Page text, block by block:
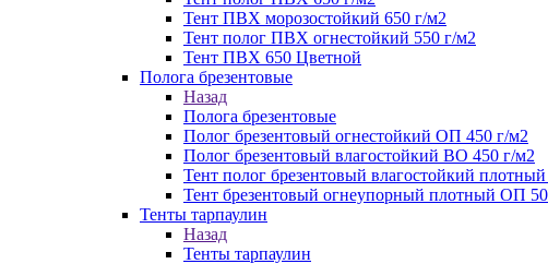
Тент ПВХ морозостойкий 650 г/м2
Тент полог ПВХ огнестойкий 550 г/м2
Тент ПВХ 650 Цветной
Полога брезентовые
Назад
Полога брезентовые
Полог брезентовый огнестойкий ОП 450 г/м2
Полог брезентовый влагостойкий ВО 450 г/м2
Тент полог брезентовый влагостойкий
Тент брезентовый огнеупорный плотный ОП
Тенты тарпаулин
Назад
Тенты тарпаулин